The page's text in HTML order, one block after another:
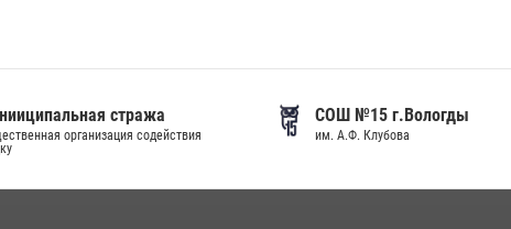
стража
организация содействия
СОШ №15 г.Вологды
им. А.Ф. Клубова